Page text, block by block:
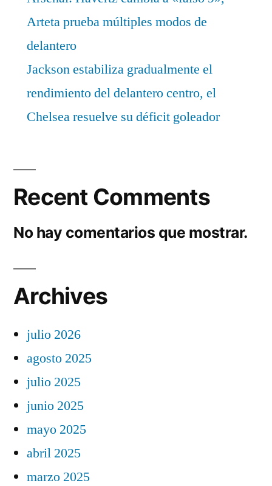
Arteta prueba múltiples modos de
delantero
Jackson estabiliza gradualmente el
rendimiento del delantero centro, el
Chelsea resuelve su déficit goleador
Recent Comments
No hay comentarios que mostrar.
Archives
julio 2026
agosto 2025
julio 2025
junio 2025
mayo 2025
abril 2025
marzo 2025